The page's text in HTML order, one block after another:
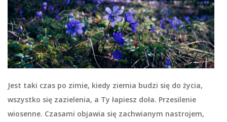
Jest taki czas po zimie, kiedy ziemia budzi się do życia,
wszystko się zazielenia, a Ty łapiesz doła. Przesilenie
wiosenne. Czasami objawia się zachwianym nastrojem,